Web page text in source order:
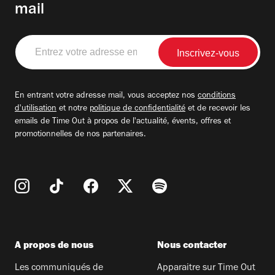
mail
Entrez
votre
adresse
En entrant votre adresse mail, vous acceptez nos conditions
d'utilisation et notre politique de confidentialité et de recevoir les
emails de Time Out à propos de l'actualité, évents, offres et
promotionnelles de nos partenaires.
A propos de nous
Les communiqués de
Nous contacter
Apparaitre sur Time Out